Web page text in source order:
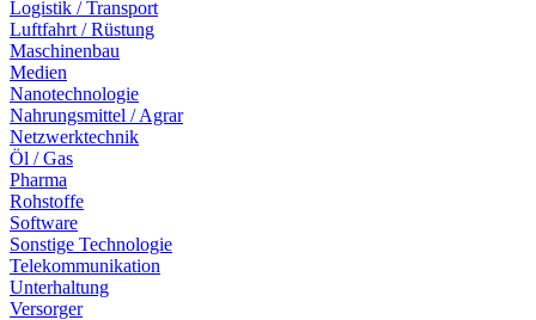
Logistik / Transport
Luftfahrt / Rüstung
Maschinenbau
Medien
Nanotechnologie
Nahrungsmittel / Agrar
Netzwerktechnik
Öl / Gas
Pharma
Rohstoffe
Software
Sonstige Technologie
Telekommunikation
Unterhaltung
Versorger